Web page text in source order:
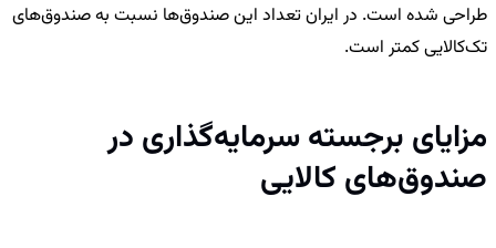
طراحی شده است. در ایران تعداد این صندوق‌ها نسبت به صندوق‌های
تک‌کالایی کمتر است.
مزایای برجسته سرمایه‌گذاری در
صندوق‌های کالایی